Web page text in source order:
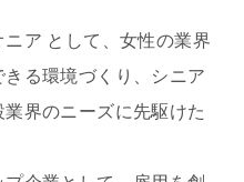
ニア として、女性の業界
る環境づくり、シニア
界のニーズに先駆けた